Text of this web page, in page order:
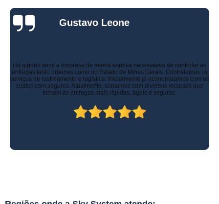
Gustavo Leone
Há alguns anos a empresa de minha esposa necessitava de controlar as
entregas tanto urbanas como no Estado de Minas Gerais. Contratamos os
serviços de rastreamento e logística. Inicialmente já economizamos com os
custos com seguros. Atualmente, contamos com diversos recursos que
tornam as entregas mais rápidas, ágeis e seguras.